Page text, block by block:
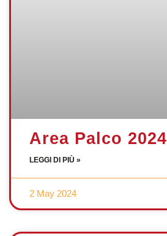
Area Palco 2024
LEGGI DI PIÙ »
2 May 2024